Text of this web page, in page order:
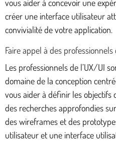
vous aider à concevoir une
créer une interface utilisateur
convivialité de votre application.
Faire appel à des professionnels
Les professionnels de l’UX/UI
domaine de la conception
vous aider à définir les objectifs
des recherches approfondies
des wireframes et des
utilisateur et une interface